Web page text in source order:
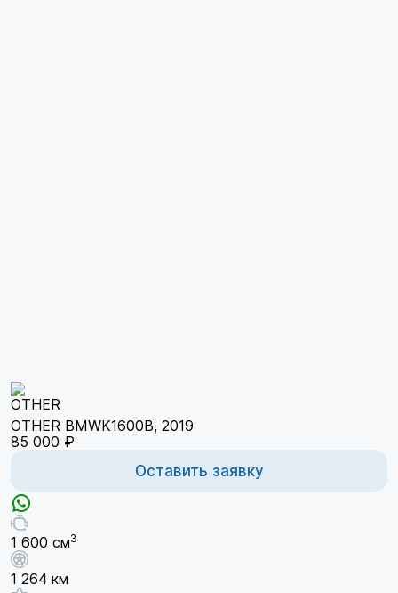
OTHER BMWK1600B, 2019
85 000 ₽
Оставить заявку
1 600 см3
1 264 км